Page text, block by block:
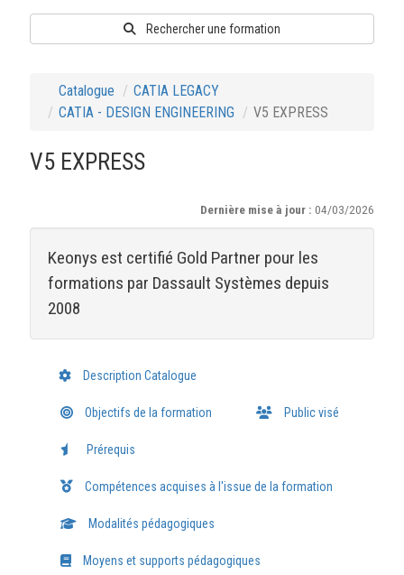
Rechercher une formation
Catalogue
CATIA LEGACY
CATIA - DESIGN ENGINEERING
V5 EXPRESS
V5 EXPRESS
Dernière mise à jour :04/03/2026
Keonys est certifié Gold Partner pour les
formations par Dassault Systèmes depuis
2008
Description Catalogue
Objectifs de la formation Public visé
Prérequis
Compétences acquises à l'issue de la formation
Modalités pédagogiques
Moyens et supports pédagogiques